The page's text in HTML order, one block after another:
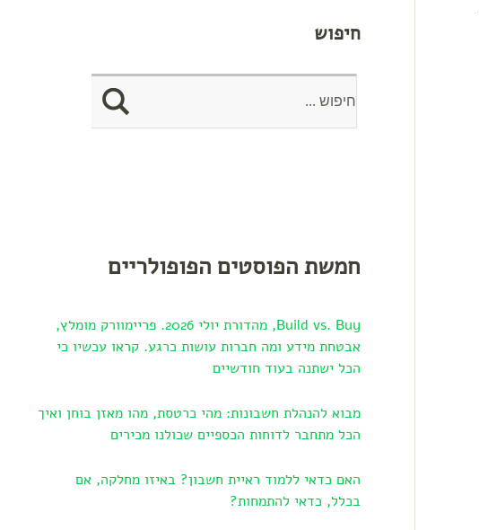
חיפוש
חמשת הפוסטים הפופולריים
Build vs. Buy, מהדורת יולי 2026. פריימוורק מומלץ,
אבטחת מידע ומה חברות עושות כרגע. קראו עכשיו כי
הכל ישתנה בעוד חודשיים
מבוא להנהלת חשבונות: מהי כרטסת, מהו מאזן בוחן ואיך
הכל מתחבר לדוחות הכספיים שכולנו מכירים
האם כדאי ללמוד ראיית חשבון? באיזו מחלקה, אם
בכלל, כדאי להתמחות?